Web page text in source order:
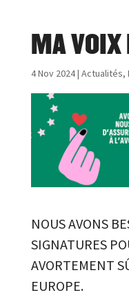
MA
4 Nov 2024| Actualités,
NOUS AVONS
SIGNATURES
AVORTEMENT
EUROPE.